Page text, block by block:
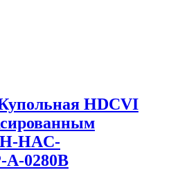
HDCVI
HAC-
A-0280B